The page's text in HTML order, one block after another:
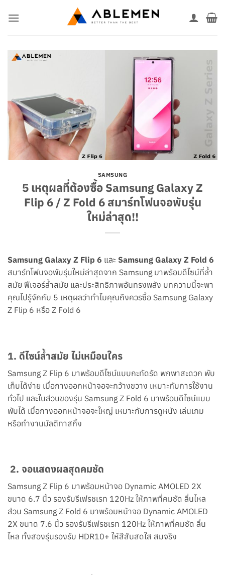
SAMSUNG
5 เหตุผลที่ต้องซื้อ Samsung Galaxy Z
Flip 6 / Z Fold 6 สมาร์ทโฟนจอพับรุ่น
ใหม่ล่าสุด!!
Samsung Galaxy Z Flip 6 และ Samsung Galaxy Z Fold 6
สมาร์ทโฟนจอพับรุ่นใหม่ล่าสุดจาก Samsung มาพร้อมดีไซน์ที่ล้ำ
สมัย ฟีเจอร์ล้ำสมัย และประสิทธิภาพอันทรงพลัง บทความนี้จะพา
คุณไปรู้จักกับ 5 เหตุผลว่าทำไมคุณถึงควรซื้อ Samsung Galaxy
Z Flip 6 หรือ Z Fold 6
1. ดีไซน์ล้ำสมัย ไม่เหมือนใคร
Samsung Z Flip 6 มาพร้อมดีไซน์แบบกะทัดรัด พกพาสะดวก พับ
เก็บได้ง่าย เมื่อกางออกหน้าจอจะกว้างขวาง เหมาะกับการใช้งาน
ทั่วไป และในส่วนของรุ่น Samsung Z Fold 6 มาพร้อมดีไซน์แบบ
พับได้ เมื่อกางออกหน้าจอจะใหญ่ เหมาะกับการดูหนัง เล่นเกม
หรือทำงานมัลติทาสกิ้ง
2. จอแสดงผลสุดคมชัด
Samsung Z Flip 6 มาพร้อมหน้าจอ Dynamic AMOLED 2X
ขนาด 6.7 นิ้ว รองรับรีเฟรชเรท 120Hz ให้ภาพที่คมชัด ลื่นไหล
ส่วน Samsung Z Fold 6 มาพร้อมหน้าจอ Dynamic AMOLED
2X ขนาด 7.6 นิ้ว รองรับรีเฟรชเรท 120Hz ให้ภาพที่คมชัด ลื่น
ไหล ทั้งสองรุ่นรองรับ HDR10+ ให้สีสันสดใส สมจริง